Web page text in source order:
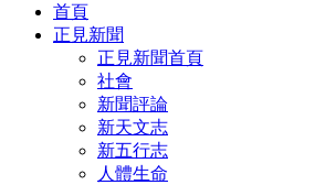
首頁
正見新聞
正見新聞首頁
社會
新聞評論
新天文志
新五行志
人體生命